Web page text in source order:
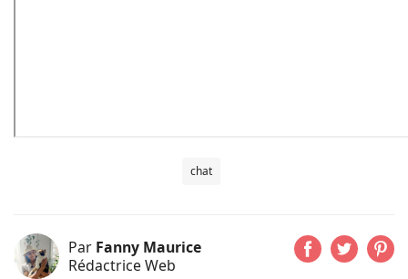
chat
Par Fanny Maurice
Rédactrice Web